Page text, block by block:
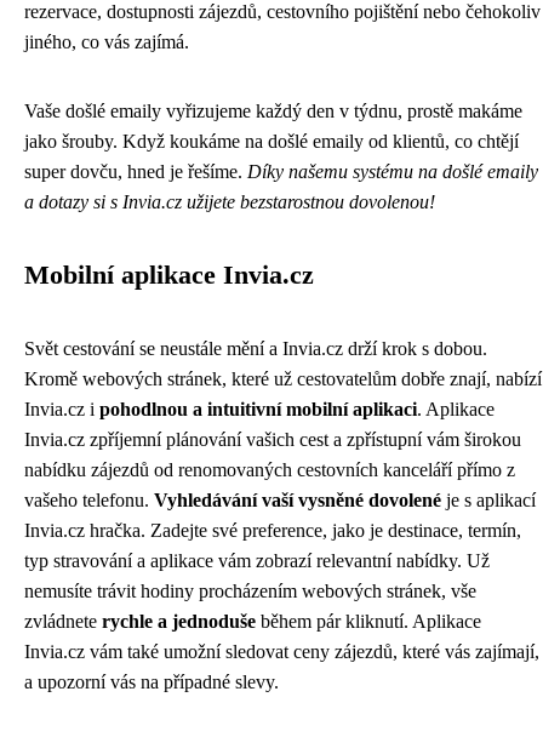
rezervace, dostupnosti zájezdů, cestovního pojištění nebo čehokoliv
jiného, co vás zajímá.
Vaše došlé emaily vyřizujeme každý den v týdnu, prostě makáme
jako šrouby. Když koukáme na došlé emaily od klientů, co chtějí
super dovču, hned je řešíme. Díky našemu systému na došlé emaily
a dotazy si s Invia.cz užijete bezstarostnou dovolenou!
Mobilní aplikace Invia.cz
Svět cestování se neustále mění a Invia.cz drží krok s dobou.
Kromě webových stránek, které už cestovatelům dobře znají, nabízí
Invia.cz i pohodlnou a intuitivní mobilní aplikaci. Aplikace
Invia.cz zpříjemní plánování vašich cest a zpřístupní vám širokou
nabídku zájezdů od renomovaných cestovních kanceláří přímo z
vašeho telefonu. Vyhledávání vaší vysněné dovolené je s aplikací
Invia.cz hračka. Zadejte své preference, jako je destinace, termín,
typ stravování a aplikace vám zobrazí relevantní nabídky. Už
nemusíte trávit hodiny procházením webových stránek, vše
zvládnete rychle a jednoduše během pár kliknutí. Aplikace
Invia.cz vám také umožní sledovat ceny zájezdů, které vás zajímají,
a upozorní vás na případné slevy.